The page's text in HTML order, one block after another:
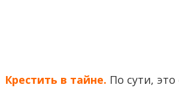
Крестить в тайне. По сути,